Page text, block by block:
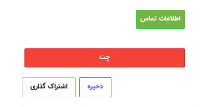
اطلاعات تماس
چت
ذخیره اشتراک گذاری